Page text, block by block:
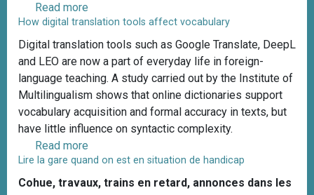
h
ü
l
e
r
t
e
t
e
e
s
c
i
e
n
i
f
u
t
e
t
P
v
Read more
b
o
u
t
L
a
u
a
How digital translation tools affect vocabulary
Digital translation tools such as Google Translate, DeepL
and LEO are now a part of everyday life in foreign-
language teaching. A study carried out by the Institute of
Multilingualism shows that online dictionaries support
vocabulary acquisition and formal accuracy in texts, but
have little influence on syntactic complexity.
Read more
b
o
Lire la gare quand on est en situation de handicap
Cohue, travaux, trains en retard, annonces dans les